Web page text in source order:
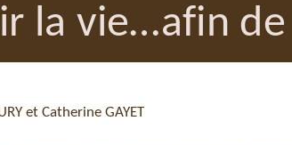
la vie…afin
et Catherine GAYET